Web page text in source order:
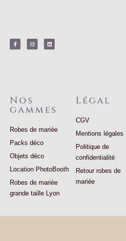
c
e
b
s
t
a
n
k
e
Nos
gammes
Robes de mariée
Packs déco
Objets déco
Location PhotoBooth
Robes de mariée
grande taille Lyon
Légal
CGV
Mentions légales
Politique de
confidentialité
Retour robes de
mariée